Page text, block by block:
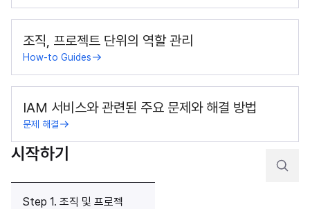
조직, 프로젝트 단위의 역할 관리
How-to Guides
IAM 서비스와 관련된 주요 문제와 해결 방법
문제 해결
시작하기
Step 1. 조직 및 프로젝